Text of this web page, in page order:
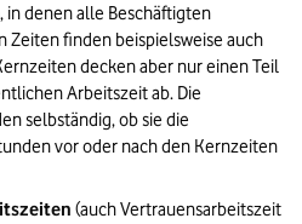
in denen alle Beschäftigten
Zeiten finden beispielsweise auch
decken aber nur einen Teil
Arbeitszeit ab. Die
selbständig, ob sie die
vor oder nach den Kernzeiten
(auch Vertrauensarbeitszeit